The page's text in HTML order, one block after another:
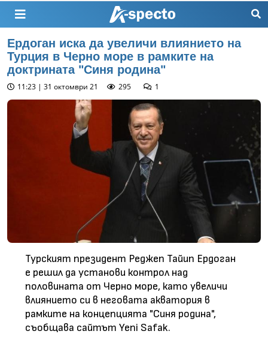
Ердоган иска да увеличи влиянието на
Турция в Черно море в рамките на
доктрината "Синя родина"
11:23 | 31 октомври 21 295 1
Турският президент Реджеп Тайип Ердоган
е решил да установи контрол над
половината от Черно море, като увеличи
влиянието си в неговата акватория в
рамките на концепцията "Синя родина",
съобщава сайтът Yeni Safak.